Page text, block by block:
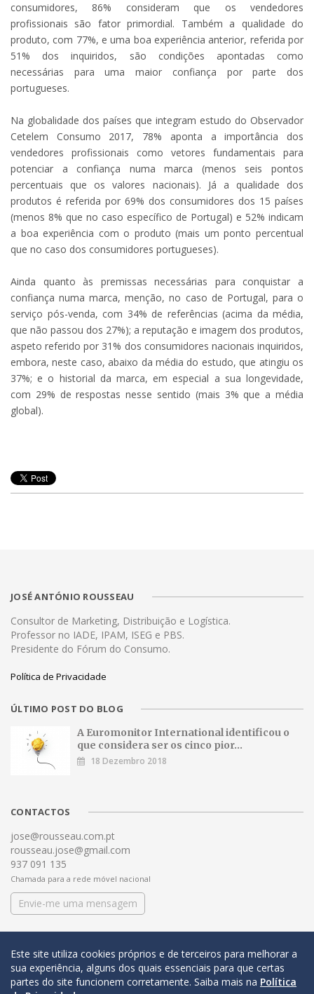
consumidores, 86% consideram que os vendedores
profissionais são fator primordial. Também a qualidade do
produto, com 77%, e uma boa experiência anterior, referida por
51% dos inquiridos, são condições apontadas como
necessárias para uma maior confiança por parte dos
portugueses.
Na globalidade dos países que integram estudo do Observador
Cetelem Consumo 2017, 78% aponta a importância dos
vendedores profissionais como vetores fundamentais para
potenciar a confiança numa marca (menos seis pontos
percentuais que os valores nacionais). Já a qualidade dos
produtos é referida por 69% dos consumidores dos 15 países
(menos 8% que no caso específico de Portugal) e 52% indicam
a boa experiência com o produto (mais um ponto percentual
que no caso dos consumidores portugueses).
Ainda quanto às premissas necessárias para conquistar a
confiança numa marca, menção, no caso de Portugal, para o
serviço pós-venda, com 34% de referências (acima da média,
que não passou dos 27%); a reputação e imagem dos produtos,
aspeto referido por 31% dos consumidores nacionais inquiridos,
embora, neste caso, abaixo da média do estudo, que atingiu os
37%; e o historial da marca, em especial a sua longevidade,
com 29% de respostas nesse sentido (mais 3% que a média
global).
JOSÉ ANTÓNIO ROUSSEAU
Consultor de Marketing, Distribuição e Logística.
Professor no IADE, IPAM, ISEG e PBS.
Presidente do Fórum do Consumo.
Política de Privacidade
ÚLTIMO POST DO BLOG
A Euromonitor International identificou o
que considera ser os cinco pior...
18 Dezembro 2018
CONTACTOS
jose@rousseau.com.pt
rousseau.jose@gmail.com
937 091 135
Chamada para a rede móvel nacional
Envie-me uma mensagem
Este site utiliza cookies próprios e de terceiros para melhorar a
sua experiência, alguns dos quais essenciais para que certas
partes do site funcionem corretamente. Saiba mais na Política